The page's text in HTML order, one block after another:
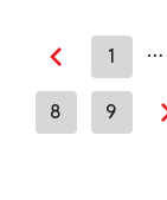
Previous page
1 …
8 9